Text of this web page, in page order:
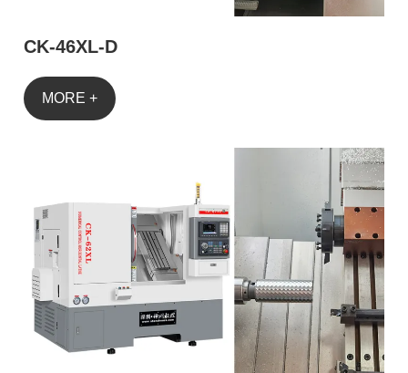
CK-46XL-D
MORE +